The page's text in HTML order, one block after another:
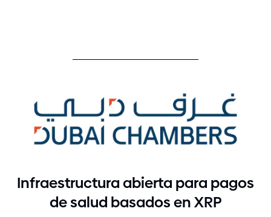
Infraestructura abierta para pagos
de salud basados en XRP